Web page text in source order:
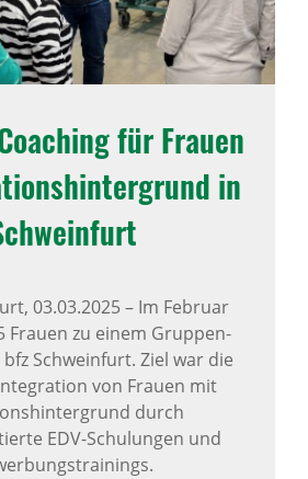
für Frauen
in
03.03.2025–Im Februar
Frauen zu einem Gruppen-
Schweinfurt. Ziel war die
von Frauen mit
durch
EDV-Schulungen und